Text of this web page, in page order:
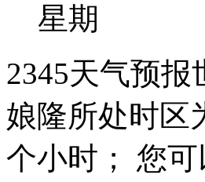
星期
2345天气预
娘隆所处时区
个小时； 您